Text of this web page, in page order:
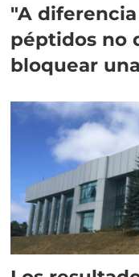
"A
péptidos no
bloquear